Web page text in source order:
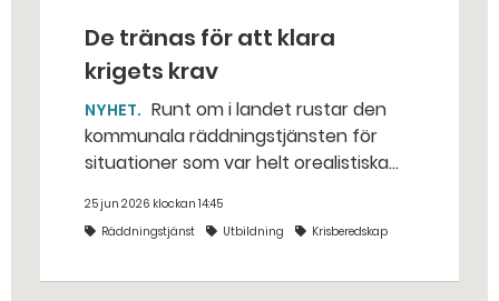
De tränas för att klara
krigets krav
NYHET
kommunala räddningstjänsten för
situationer som var helt orealistiska
bakhåll, utspridda granater och hot
från livsfarliga drönare i det
25 jun 2026 klockan 14:45
Räddningstjänst
Utbildning Krisberedskap